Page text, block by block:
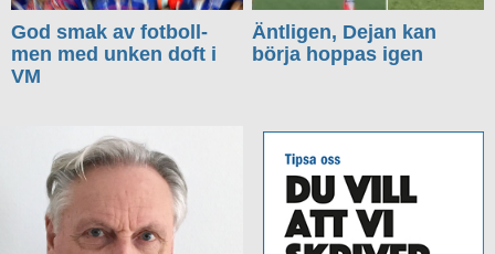
God smak av fotboll-
men med unken doft i
VM
Äntligen, Dejan kan
börja hoppas igen